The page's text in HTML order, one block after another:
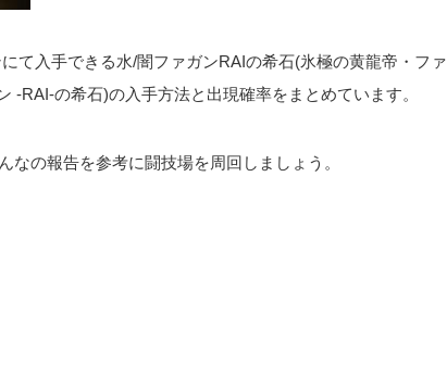
て入手できる水/闇ファガンRAIの希石(氷極の黄龍帝・ファ
-RAI-の希石)の入手方法と出現確率をまとめています。
の報告を参考に闘技場を周回しましょう。